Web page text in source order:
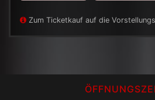
Zum Ticketkauf auf die